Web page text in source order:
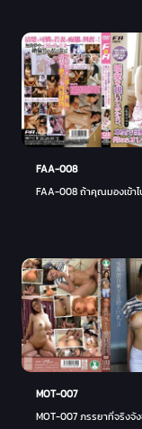
FAA-008
FAA-008 ถ้าคุณมองเข้า
MOT-007
MOT-007 ภรรยาที่จริงจัง